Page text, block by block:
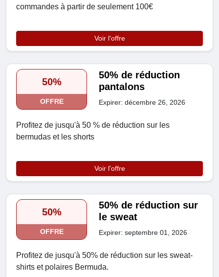
commandes à partir de seulement 100€
Voir l'offre
50%
OFFRE
50% de réduction
pantalons
Expirer: décembre 26, 2026
Profitez de jusqu'à 50 % de réduction sur les
bermudas et les shorts
Voir l'offre
50%
OFFRE
50% de réduction sur
le sweat
Expirer: septembre 01, 2026
Profitez de jusqu'à 50% de réduction sur les sweat-
shirts et polaires Bermuda.